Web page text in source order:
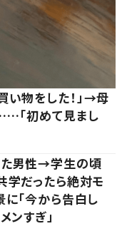
い物をした！」→母
「初めて見まし
男性→学生の頃
だったら絶対モ
に「今から告白し
ンすぎ」